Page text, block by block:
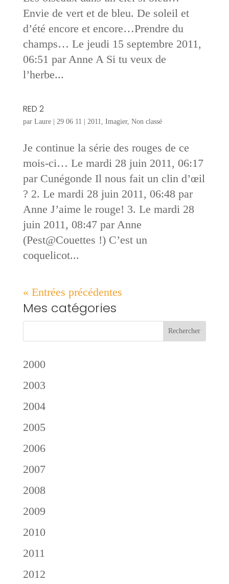
Envie de vert et de bleu. De soleil et
d’été encore et encore…Prendre du
champs… Le jeudi 15 septembre 2011,
06:51 par Anne A Si tu veux de
l’herbe...
RED 2
par Laure| 29 06 11 2011, Imagier, Non classé
Je continue la série des rouges de ce
mois-ci… Le mardi 28 juin 2011, 06:17
par Cunégonde Il nous fait un clin d’œil
? 2. Le mardi 28 juin 2011, 06:48 par
Anne J’aime le rouge! 3. Le mardi 28
juin 2011, 08:47 par Anne
(Pest@Couettes !) C’est un
coquelicot...
« Entrées précédentes
Mes catégories
2000
2003
2004
2005
2006
2007
2008
2009
2010
2011
2012